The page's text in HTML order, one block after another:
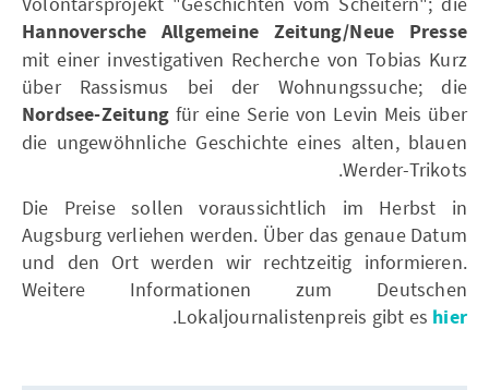
Hannoversche Allgemeine Zeitung/Neue Presse
mit einer investigativen Recherche von Tobias Kurz
über Rassismus bei der Wohnungssuche; die
Nordsee-Zeitung für eine Serie von Levin Meis über
die ungewöhnliche Geschichte eines alten, blauen
Werder-Trikots.
Die Preise sollen voraussichtlich im Herbst in
Augsburg verliehen werden. Über das genaue Datum
und den Ort werden wir rechtzeitig informieren.
Weitere Informationen zum Deutschen
Lokaljournalistenpreis gibt es hier
.